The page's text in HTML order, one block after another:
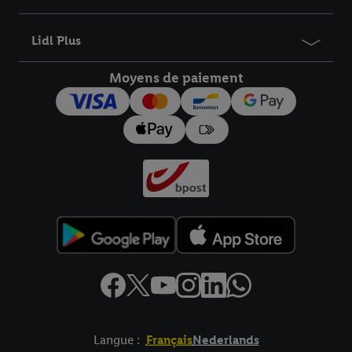
Lidl Plus
Moyens de paiement
Langue : FrançaisNederlands
informations sur la durée de conservation des données et votre
pour l’avenir dans notre
déclaration relative à la protection des
données.Vous trouverez les impressions ici.